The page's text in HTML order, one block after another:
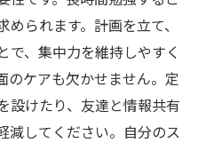
られます。計画を立て、
で、集中力を維持しやすく
のケアも欠かせません。定
設けたり、友達と情報共有
減してください。自分のス